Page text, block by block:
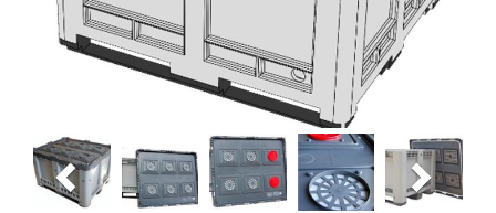
Previous Next